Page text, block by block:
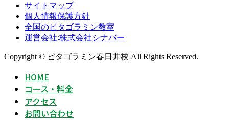
サイトマップ
個人情報保護方針
全国のピタゴラミン教室
運営会社:株式会社シナバー
Copyright © ピタゴラミン春日井校 All Rights Reserved.
HOME
コース・料金
アクセス
お問い合わせ